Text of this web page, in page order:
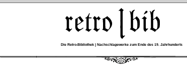
Die Retro-Bibliothek | Nachschlagewerke zum Ende des 19. Jahrhunderts